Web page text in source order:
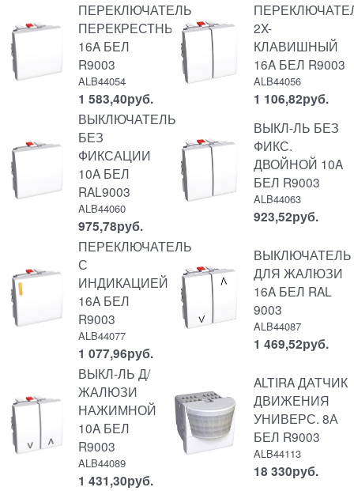
ПЕРЕКЛЮЧАТЕЛЬ
ПЕРЕКРЕСТНЫЙ
16A БЕЛ
R9003
ALB44054
1 583,40руб.
2X-
КЛАВИШНЫЙ
16A БЕЛ R9003
ALB44056
1 106,82руб.
ВЫКЛЮЧАТЕЛЬ
БЕЗ
ФИКСАЦИИ
10A БЕЛ
RAL9003
ALB44060
975,78руб.
ВЫКЛ-ЛЬ БЕЗ
ФИКС.
ДВОЙНОЙ 10A
БЕЛ R9003
ALB44063
923,52руб.
ПЕРЕКЛЮЧАТЕЛЬ
С
ИНДИКАЦИЕЙ
16A БЕЛ
R9003
ALB44077
1 077,96руб.
ВЫКЛЮЧАТЕЛЬ
ДЛЯ ЖАЛЮЗИ
16A БЕЛ RAL
9003
ALB44087
1 469,52руб.
ВЫКЛ-ЛЬ Д/
ЖАЛЮЗИ
НАЖИМНОЙ
10A БЕЛ
R9003
ALB44089
1 431,30руб.
ALTIRA ДАТЧИК
ДВИЖЕНИЯ
УНИВЕРС. 8А
БЕЛ R9003
ALB44113
18 330руб.